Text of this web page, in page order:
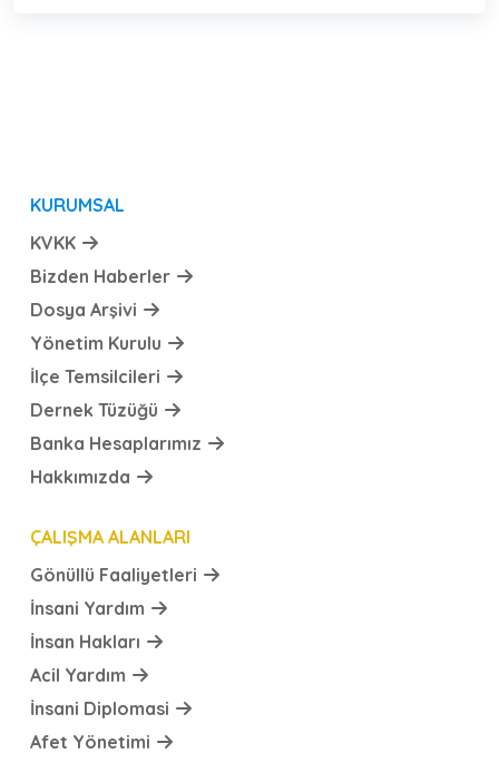
KURUMSAL
KVKK
Bizden Haberler
Dosya Arşivi
Yönetim Kurulu
İlçe Temsilcileri
Dernek Tüzüğü
Banka Hesaplarımız
Hakkımızda
ÇALIŞMA ALANLARI
Gönüllü Faaliyetleri
İnsani Yardım
İnsan Hakları
Acil Yardım
İnsani Diplomasi
Afet Yönetimi